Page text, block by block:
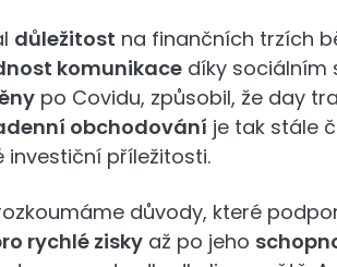
důležitost na finančních trzích
komunikace díky sociálním
po Covidu, způsobil, že day
obchodování je tak stále
investiční příležitosti.
důvody, které
rychlé zisky až po jeho